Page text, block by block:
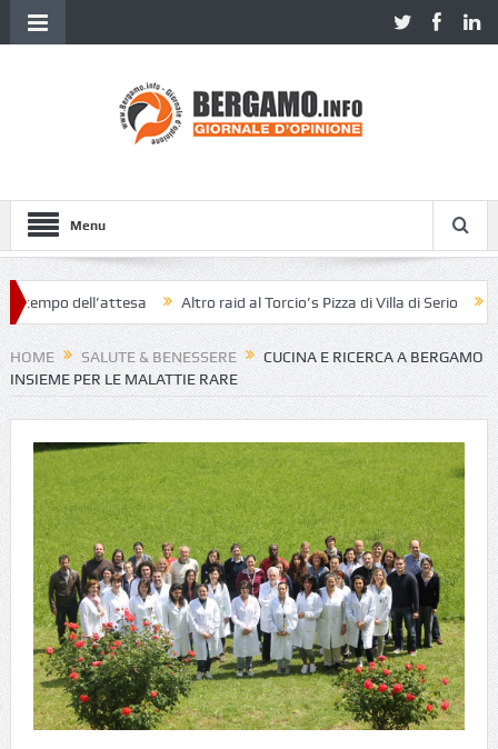
Menu
dell’attesa Altro raid al Torcio’s Pizza di Villa di Serio
HOME SALUTE & BENESSERE
CUCINA E RICERCA A BERGAMO
INSIEME PER LE MALATTIE RARE